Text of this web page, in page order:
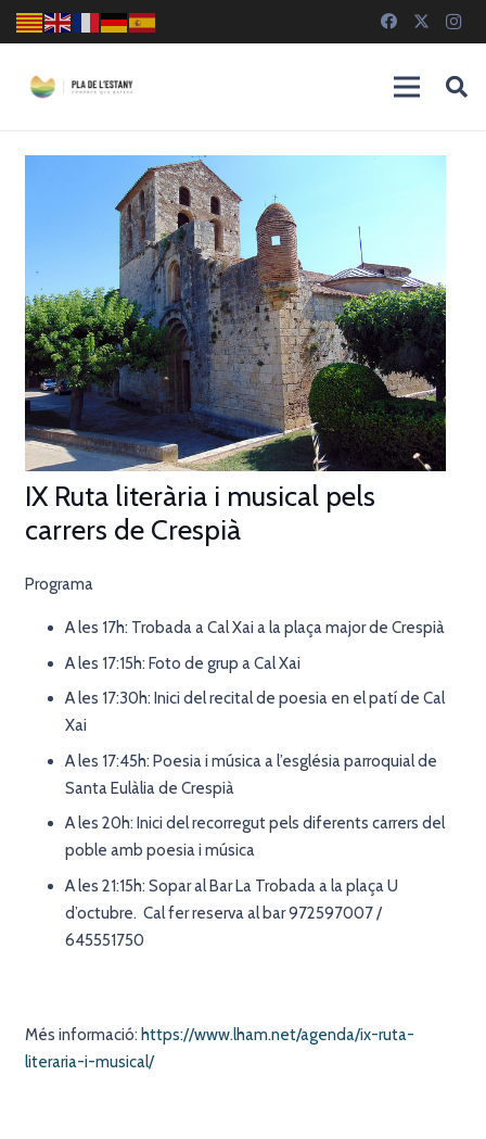
IX Ruta literària i musical pels
carrers de Crespià
Programa
A les 17h: Trobada a Cal Xai a la plaça major de Crespià
A les 17:15h: Foto de grup a Cal Xai
A les 17:30h: Inici del recital de poesia en el patí de Cal
Xai
A les 17:45h: Poesia i música a l’església parroquial de
Santa Eulàlia de Crespià
A les 20h: Inici del recorregut pels diferents carrers del
poble amb poesia i música
A les 21:15h: Sopar al Bar La Trobada a la plaça U
d’octubre. Cal fer reserva al bar 972597007 /
645551750
Més informació: https://www.lham.net/agenda/ix-ruta-
literaria-i-musical/